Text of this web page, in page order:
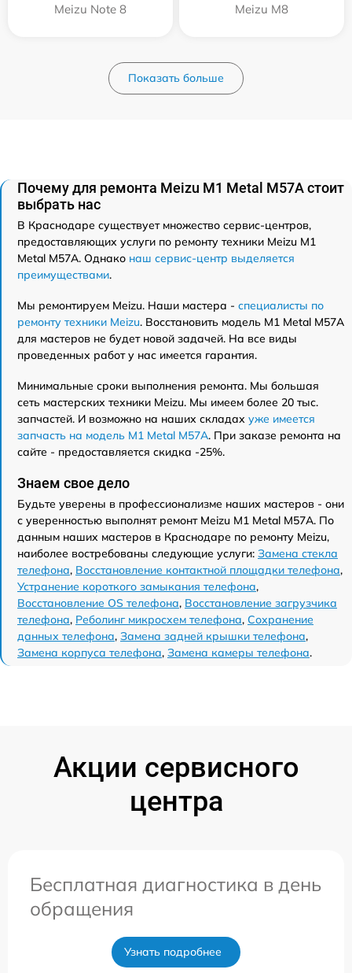
Meizu Note 8 Meizu M8
Показать больше
Почему для ремонта Meizu M1 Metal M57A стоит
выбрать нас
В Краснодаре существует множество сервис-центров,
предоставляющих услуги по ремонту техники Meizu M1
Metal M57A. Однако наш сервис-центр выделяется
преимуществами.
Мы ремонтируем Meizu. Наши мастера - специалисты по
ремонту техники Meizu. Восстановить модель M1 Metal M57A
для мастеров не будет новой задачей. На все виды
проведенных работ у нас имеется гарантия.
Минимальные сроки выполнения ремонта. Мы большая
сеть мастерских техники Meizu. Мы имеем более 20 тыс.
запчастей. И возможно на наших складах уже имеется
запчасть на модель M1 Metal M57A. При заказе ремонта на
сайте - предоставляется скидка -25%.
Знаем свое дело
Будьте уверены в профессионализме наших мастеров - они
с уверенностью выполнят ремонт Meizu M1 Metal M57A. По
данным наших мастеров в Краснодаре по ремонту Meizu,
наиболее востребованы следующие услуги: Замена стекла
телефона, Восстановление контактной площадки телефона,
Устранение короткого замыкания телефона,
Восстановление OS телефона, Восстановление загрузчика
телефона, Реболинг микросхем телефона, Сохранение
данных телефона, Замена задней крышки телефона,
Замена корпуса телефона, Замена камеры телефона.
Акции сервисного
центра
Бесплатная диагностика в день
обращения
Узнать подробнее